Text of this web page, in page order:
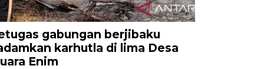
gabungan berjibaku
karhutla di lima Desa
Enim